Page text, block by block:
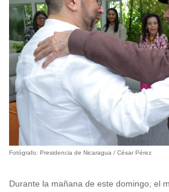
Fotógrafo: Presidencia de Nicaragua / César Pérez
Durante la mañana de este domingo, el